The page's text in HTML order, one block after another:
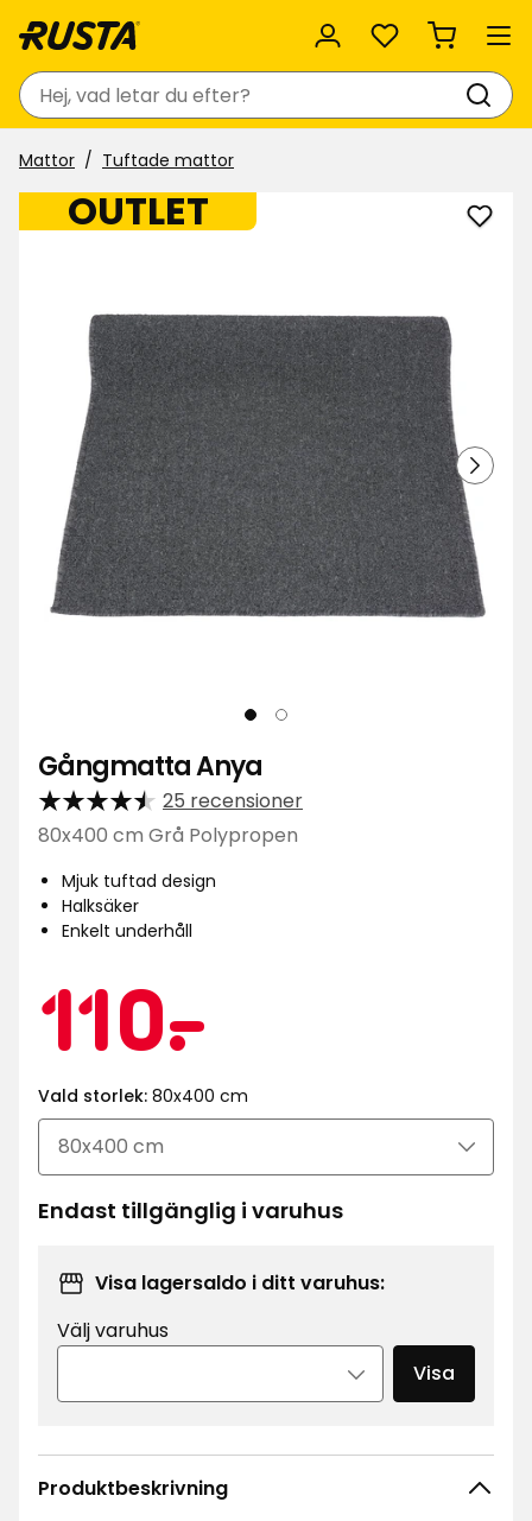
Favoriter
Sök
Mattor Tuftade mattor
OUTLET
Lägg
Gångmatta Anya
25 recensioner
80x400 cm Grå Polypropen
Mjuk tuftad design
Halksäker
Enkelt underhåll
110-
.
kr
Vald storlek: 80x400 cm
Endast tillgänglig i varuhus
Visa lagersaldo i ditt varuhus:
Välj varuhus
Visa
Produktbeskrivning